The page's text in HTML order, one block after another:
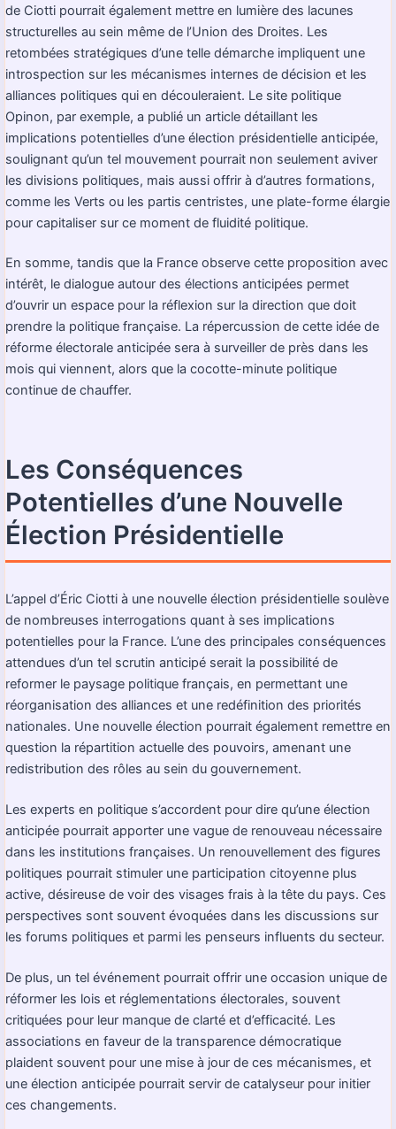
de Ciotti pourrait également mettre en lumière des lacunes
structurelles au sein même de l’Union des Droites. Les
retombées stratégiques d’une telle démarche impliquent une
introspection sur les mécanismes internes de décision et les
alliances politiques qui en découleraient. Le site politique
Opinon, par exemple, a publié un article détaillant les
implications potentielles d’une élection présidentielle anticipée,
soulignant qu’un tel mouvement pourrait non seulement aviver
les divisions politiques, mais aussi offrir à d’autres formations,
comme les Verts ou les partis centristes, une plate-forme élargie
pour capitaliser sur ce moment de fluidité politique.
En somme, tandis que la France observe cette proposition avec
intérêt, le dialogue autour des élections anticipées permet
d’ouvrir un espace pour la réflexion sur la direction que doit
prendre la politique française. La répercussion de cette idée de
réforme électorale anticipée sera à surveiller de près dans les
mois qui viennent, alors que la cocotte-minute politique
continue de chauffer.
Les Conséquences
Potentielles d’une Nouvelle
Élection Présidentielle
L’appel d’Éric Ciotti à une nouvelle élection présidentielle soulève
de nombreuses interrogations quant à ses implications
potentielles pour la France. L’une des principales conséquences
attendues d’un tel scrutin anticipé serait la possibilité de
reformer le paysage politique français, en permettant une
réorganisation des alliances et une redéfinition des priorités
nationales. Une nouvelle élection pourrait également remettre en
question la répartition actuelle des pouvoirs, amenant une
redistribution des rôles au sein du gouvernement.
Les experts en politique s’accordent pour dire qu’une élection
anticipée pourrait apporter une vague de renouveau nécessaire
dans les institutions françaises. Un renouvellement des figures
politiques pourrait stimuler une participation citoyenne plus
active, désireuse de voir des visages frais à la tête du pays. Ces
perspectives sont souvent évoquées dans les discussions sur
les forums politiques et parmi les penseurs influents du secteur.
De plus, un tel événement pourrait offrir une occasion unique de
réformer les lois et réglementations électorales, souvent
critiquées pour leur manque de clarté et d’efficacité. Les
associations en faveur de la transparence démocratique
plaident souvent pour une mise à jour de ces mécanismes, et
une élection anticipée pourrait servir de catalyseur pour initier
ces changements.